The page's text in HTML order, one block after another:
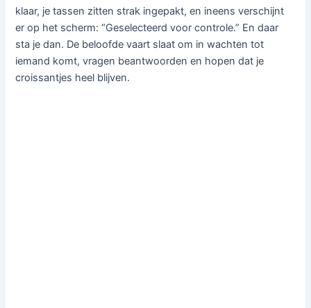
klaar, je tassen zitten strak ingepakt, en ineens verschijnt
er op het scherm: “Geselecteerd voor controle.” En daar
sta je dan. De beloofde vaart slaat om in wachten tot
iemand komt, vragen beantwoorden en hopen dat je
croissantjes heel blijven.